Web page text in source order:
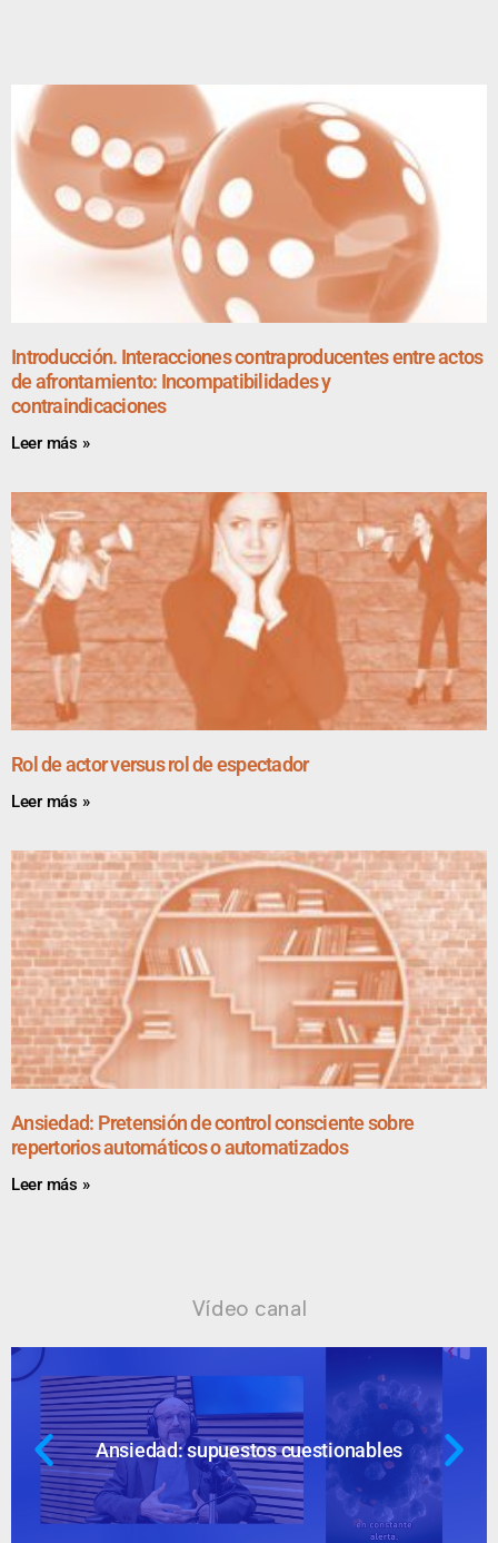
Introducción. Interacciones contraproducentes entre actos
de afrontamiento: Incompatibilidades y
contraindicaciones
Leer más »
Rol de actor versus rol de espectador
Leer más »
Ansiedad: Pretensión de control consciente sobre
repertorios automáticos o automatizados
Leer más »
Vídeo canal
Ansiedad: supuestos cuestionables